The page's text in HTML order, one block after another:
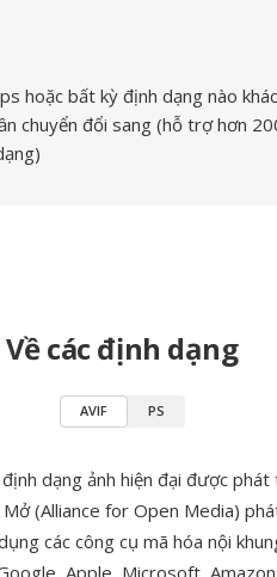
hoặc bất kỳ định dạng nào khác
chuyển đổi sang (hỗ trợ hơn
Về các định dạng
AVIF PS
dạng ảnh hiện đại được
(Alliance for Open Media)
các công cụ mã hóa nội
Apple, Microsoft,